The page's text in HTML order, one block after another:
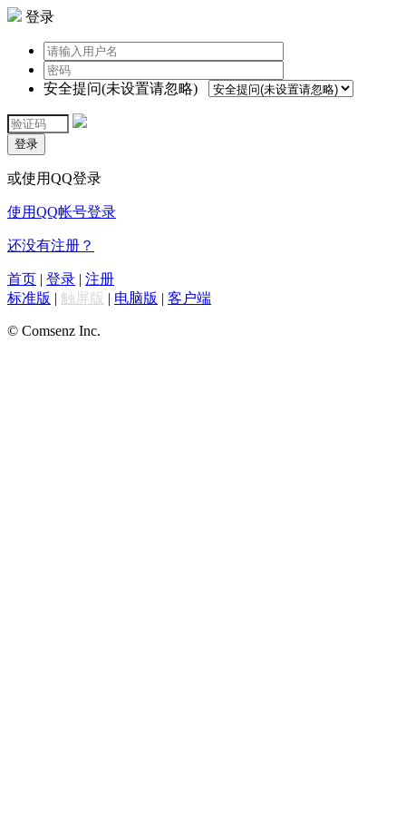
登录
安全提问(未设置请忽略)
登录
或使用QQ登录
使用QQ帐号登录
还没有注册？
首页 | 登录 | 注册
标准版 | 触屏版 | 电脑版 | 客户端
© Comsenz Inc.